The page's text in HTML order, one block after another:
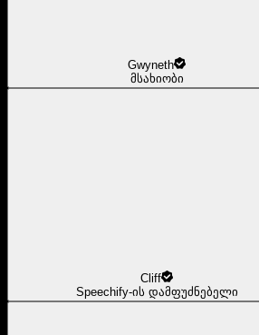
Gwyneth
მსახიობი
Cliff
Speechify-ის დამფუძნებელი